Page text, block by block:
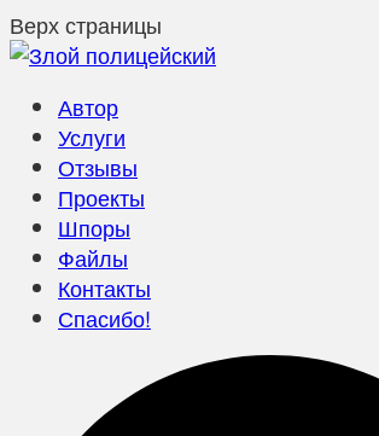
Верх страницы
Автор
Услуги
Отзывы
Проекты
Шпоры
Файлы
Контакты
Спасибо!